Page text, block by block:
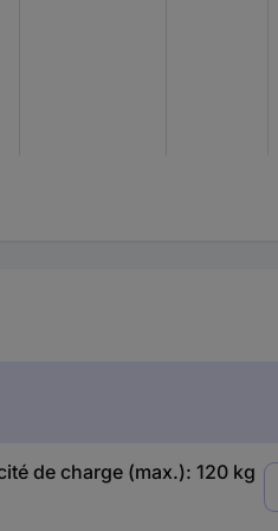
de charge (max.): 120 kg